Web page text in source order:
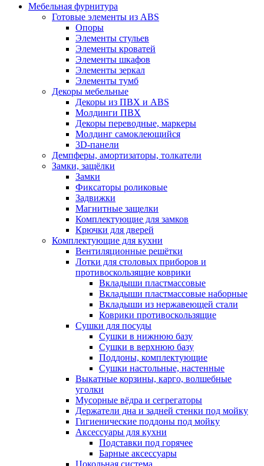
Мебельная фурнитура
Готовые элементы из ABS
Опоры
Элементы стульев
Элементы кроватей
Элементы шкафов
Элементы зеркал
Элементы тумб
Декоры мебельные
Декоры из ПВХ и ABS
Молдинги ПВХ
Декоры переводные, маркеры
Молдинг самоклеющийся
3D-панели
Демпферы, амортизаторы, толкатели
Замки, защёлки
Замки
Фиксаторы роликовые
Задвижки
Магнитные защелки
Комплектующие для замков
Крючки для дверей
Комплектующие для кухни
Вентиляционные решётки
Лотки для столовых приборов и
противоскользящие коврики
Вкладыши пластмассовые
Вкладыши пластмассовые наборные
Вкладыши из нержавеющей стали
Коврики противоскользящие
Сушки для посуды
Сушки в нижнюю базу
Сушки в верхнюю базу
Поддоны, комплектующие
Сушки настольные, настенные
Выкатные корзины, карго, волшебные
уголки
Мусорные вёдра и сегрегаторы
Держатели дна и задней стенки под мойку
Гигиенические поддоны под мойку
Аксессуары для кухни
Подставки под горячее
Барные аксессуары
Цокольная система